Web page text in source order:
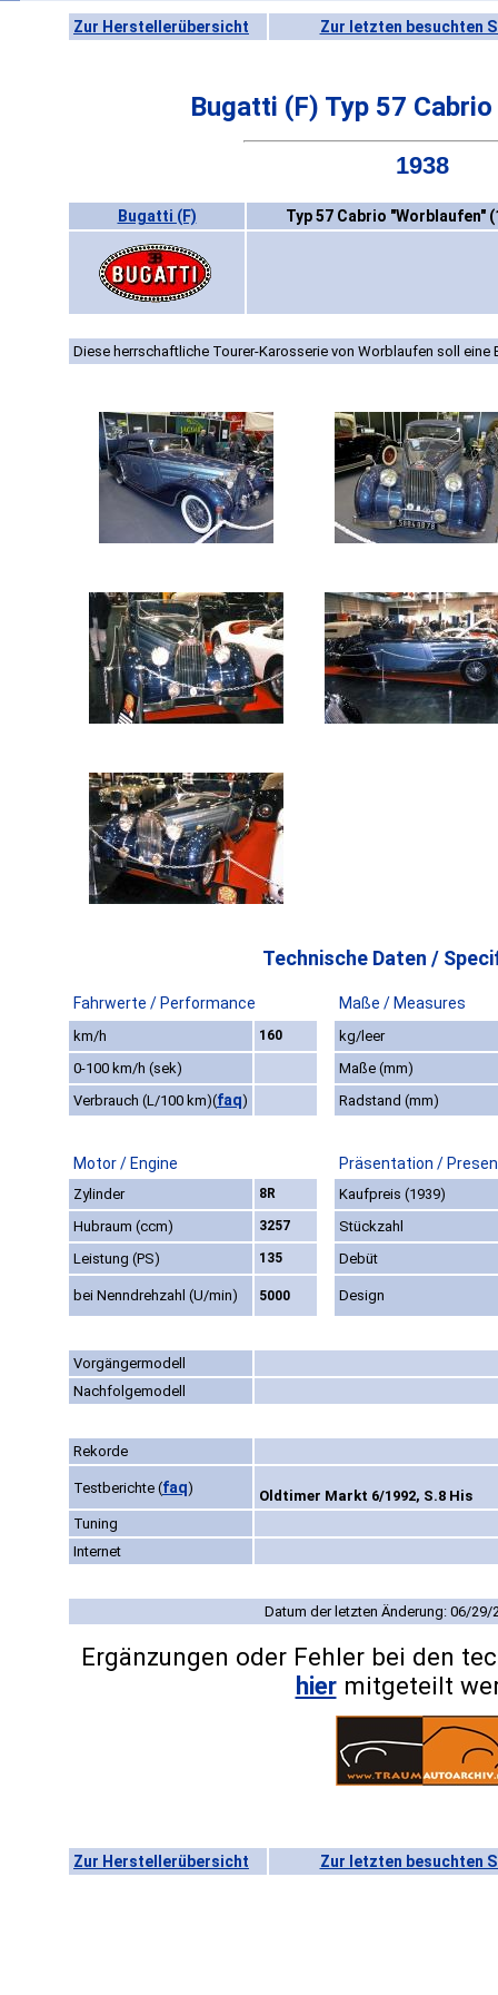
Zur Herstellerübersicht Zur letzten besuchten
Bugatti (F) Typ 57
1938
Bugatti (F) Typ 57 Cabrio "Worblaufen"
Diese herrschaftliche Tourer-Karosserie von Worblaufen soll eine
Technische Daten /
Fahrwerte / Performance Maße / Measures
km/h 160
kg/leer
0-100 km/h (sek)
Maße (mm)
Verbrauch (L/100 km)(faq) Radstand (mm)
Motor / Engine Präsentation /
Zylinder 8R
Kaufpreis (1939)
Hubraum (ccm)
3257
Stückzahl
Leistung (PS)
135 Debüt
bei Nenndrehzahl (U/min) 5000 Design
Vorgängermodell
Nachfolgemodell
Rekorde
Testberichte (faq)
Oldtimer Markt 6/1992, S.8 His
Tuning
Internet
Datum der letzten Änderung: 06/29/
Ergänzungen oder Fehler bei den
hiermitgeteilt
Zur Herstellerübersicht Zur letzten besuchten